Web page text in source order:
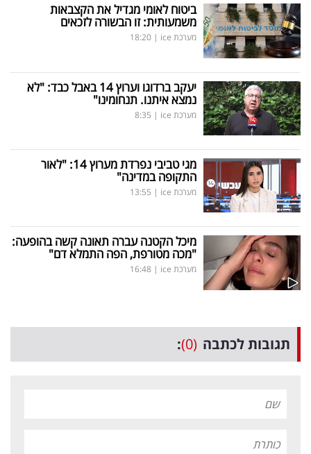
ביטוח לאומי מגדיל את הקצבאות
משמעותית: זו הבשורה לזכאים
מערכת ice |
18:20
יעקב ברדוגו וערוץ 14 באבל כבד: "לא
נמצא איתנו. תנחומינו"
מערכת ice |
8:35
מגי טביבי נפרדת מערוץ 14: "לאור
התקופה במדינה"
מערכת ice |
13:55
מיכל הקטנה עברה תאונה קשה בהופעה:
"מכה מטורפת, הפה התמלא דם"
מערכת ice |
16:48
תגובות לכתבה (0)
: